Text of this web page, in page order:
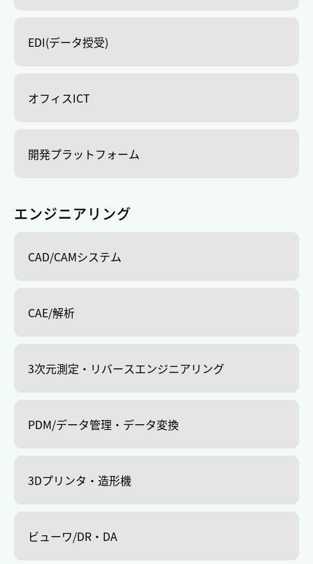
EDI(データ授受)
オフィスICT
開発プラットフォーム
エンジニアリング
CAD/CAMシステム
CAE/解析
3次元測定・リバースエンジニアリング
PDM/データ管理・データ変換
3Dプリンタ・造形機
ビューワ/DR・DA